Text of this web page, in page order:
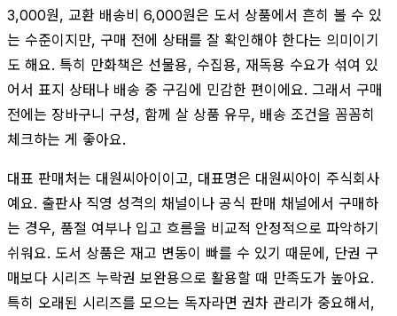
3,000원, 교환 배송비 6,000원은 도서 상품에서 흔히 볼 수 있
는 수준이지만, 구매 전에 상태를 잘 확인해야 한다는 의미이기
도 해요. 특히 만화책은 선물용, 수집용, 재독용 수요가 섞여 있
어서 표지 상태나 배송 중 구김에 민감한 편이에요. 그래서 구매
전에는 장바구니 구성, 함께 살 상품 유무, 배송 조건을 꼼꼼히
체크하는 게 좋아요.
대표 판매처는 대원씨아이이고, 대표명은 대원씨아이 주식회사
예요. 출판사 직영 성격의 채널이나 공식 판매 채널에서 구매하
는 경우, 품절 여부나 입고 흐름을 비교적 안정적으로 파악하기
쉬워요. 도서 상품은 재고 변동이 빠를 수 있기 때문에, 단권 구
매보다 시리즈 누락권 보완용으로 활용할 때 만족도가 높아요.
특히 오래된 시리즈를 모으는 독자라면 권차 관리가 중요해서,